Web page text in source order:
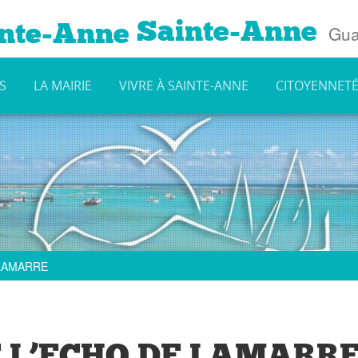
Sainte-Anne
LA MAIRIE VIVRE À SAINTE-ANNE CITOYENNETÉ